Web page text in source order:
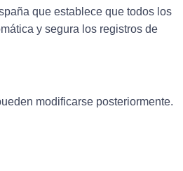
que establece que todos los
y segura los registros de
modificarse posteriormente.